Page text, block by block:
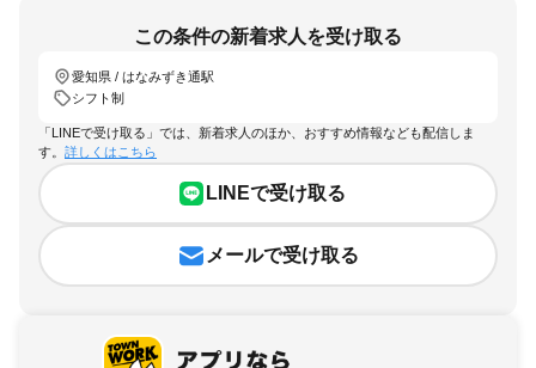
この条件の新着求人を受け取る
愛知県 / はなみずき通駅
シフト制
「LINEで受け取る」では、新着求人のほか、おすすめ情報なども配信しま
す。 詳しくはこちら
LINEで受け取る
メールで受け取る